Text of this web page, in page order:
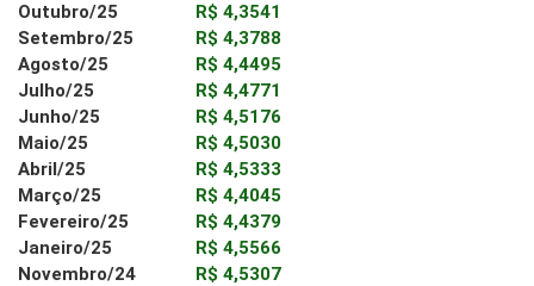
Outubro/25
R$ 4,3541
Setembro/25
R$ 4,3788
Agosto/25
R$ 4,4495
Julho/25
R$ 4,4771
Junho/25
R$ 4,5176
Maio/25
R$ 4,5030
Abril/25
R$ 4,5333
Março/25
R$ 4,4045
Fevereiro/25
R$ 4,4379
Janeiro/25
R$ 4,5566
Novembro/24
R$ 4,5307